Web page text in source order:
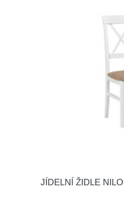
JÍDELNÍ ŽIDLE